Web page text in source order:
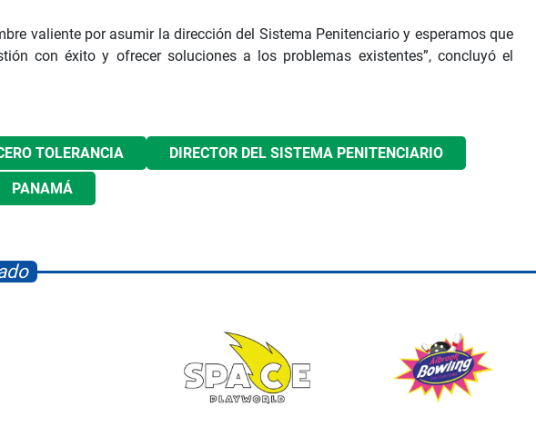
valiente por asumir la dirección del Sistema Penitenciario y esperamos que
con éxito y ofrecer soluciones a los problemas existentes”, concluyó el
TOLERANCIA DIRECTOR DEL SISTEMA PENITENCIARIO
PANAMÁ